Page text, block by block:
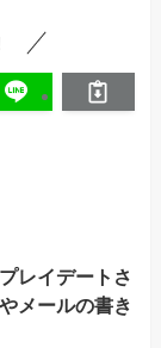
レイデートさ
メールの書き